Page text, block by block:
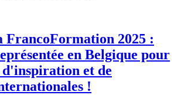
FrancoFormation 2025 :
en Belgique pour
d'inspiration et de
!